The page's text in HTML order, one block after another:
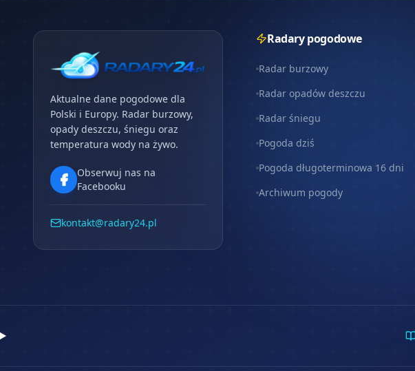
Aktualne dane pogodowe dla
Polski i Europy. Radar burzowy,
opady deszczu, śniegu oraz
temperatura wody na żywo.
Obserwuj nas na
Facebooku
kontakt@radary24.pl
Radary pogodowe
Radar burzowy
Radar opadów deszczu
Radar śniegu
Pogoda dziś
Pogoda długoterminowa 16 dni
Archiwum pogody